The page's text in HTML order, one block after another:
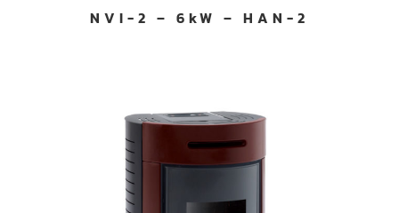
NVI-2 – 6kW – HAN-2